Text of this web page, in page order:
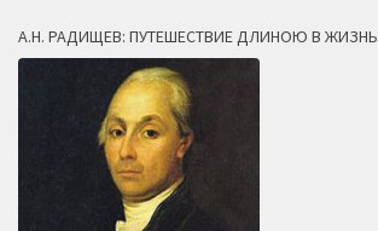
А.Н. РАДИЩЕВ: ПУТЕШЕСТВИЕ ДЛИНОЮ В ЖИЗНЬ